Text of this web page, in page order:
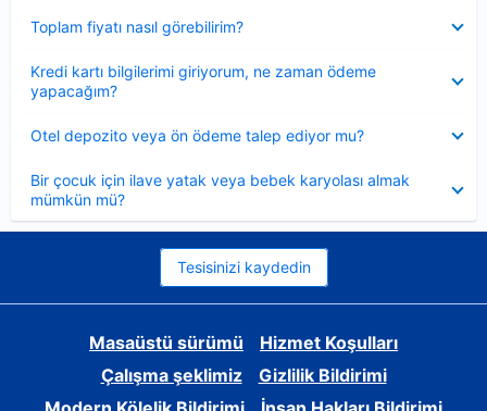
Toplam fiyatı nasıl görebilirim?
Kredi kartı bilgilerimi giriyorum, ne zaman ödeme
yapacağım?
Otel depozito veya ön ödeme talep ediyor mu?
Bir çocuk için ilave yatak veya bebek karyolası almak
mümkün mü?
Tesisinizi kaydedin
Masaüstü sürümü
Hizmet Koşulları
Çalışma şeklimiz
Gizlilik Bildirimi